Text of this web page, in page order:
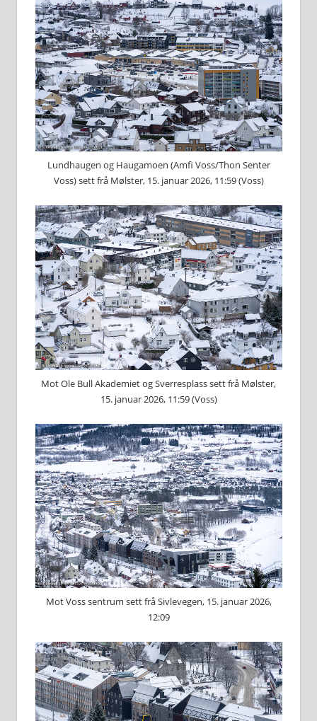
Lundhaugen og Haugamoen (Amfi Voss/Thon Senter
Voss) sett frå Mølster, 15. januar 2026, 11:59 (Voss)
Mot Ole Bull Akademiet og Sverresplass sett frå Mølster,
15. januar 2026, 11:59 (Voss)
Mot Voss sentrum sett frå Sivlevegen, 15. januar 2026,
12:09